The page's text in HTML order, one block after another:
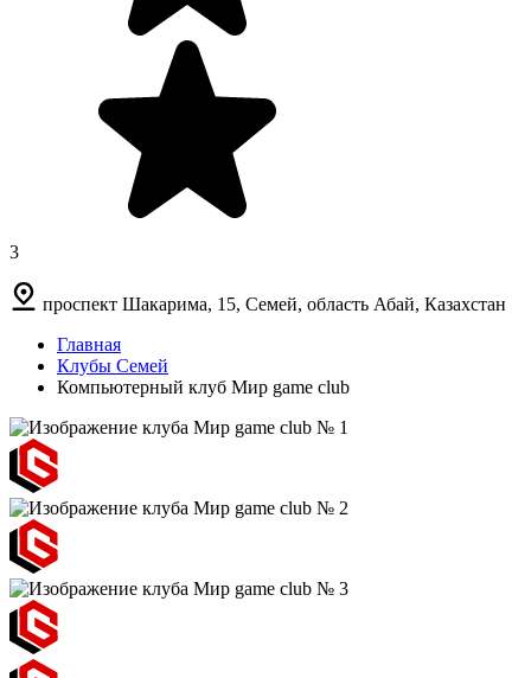
3
проспект Шакарима, 15, Семей, область Абай, Казахстан
Главная
Клубы Семей
Компьютерный клуб Мир game club